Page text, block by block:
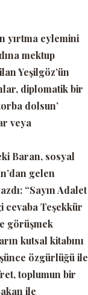
yırtma eylemini
mektup
Yeşilgöz’ün
diplomatik bir
dolsun’
veya
Baran, sosyal
gelen
“Sayın Adalet
cevaba Teşekkür
görüşmek
kutsal kitabını
özgürlüğü ile
toplumun bir
ile